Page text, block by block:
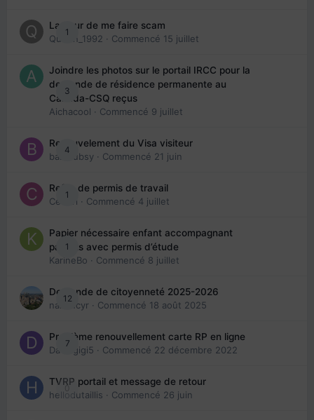
1
La peur de me faire scam
Queen_1992 · Commencé 15 juillet
3
Joindre les photos sur le portail IRCC pour la
demande de résidence permanente au
Canada-CSQ reçus
Aichacool · Commencé 9 juillet
4
Renouvelement du Visa visiteur
babibubsy · Commencé 21 juin
1
Refus de permis de travail
Cedbri · Commencé 4 juillet
1
Papier nécessaire enfant accompagnant
parents avec permis d’étude
KarineBo · Commencé 8 juillet
12
Demande de citoyenneté 2025-2026
nanancyr · Commencé 18 août 2025
7
Problème renouvellement carte RP en ligne
Davidgigi5 · Commencé 22 décembre 2022
0
TVRP portail et message de retour
hellodutaillis · Commencé 26 juin